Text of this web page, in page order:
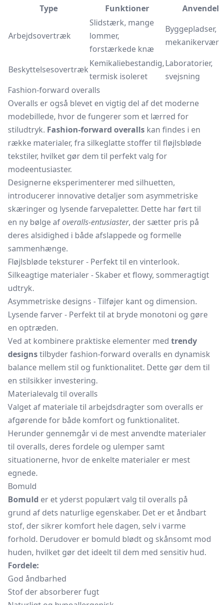
Type Funktioner
Arbejdsovertræk
Slidstærk, mange
lommer,
forstærkede knæ
Byggepladser,
Beskyttelsesovertræk
Kemikaliebestandig,
termisk isoleret
Laboratorier,
svejsning
Fashion-forward overalls
Overalls er også blevet en vigtig del af det moderne
modebillede, hvor de fungerer som et lærred for
stiludtryk. Fashion-forward overalls kan findes i en
række materialer, fra silkeglatte stoffer til fløjlsbløde
tekstiler, hvilket gør dem til perfekt valg for
modeentusiaster.
Designerne eksperimenterer med silhuetten,
introducerer innovative detaljer som asymmetriske
skæringer og lysende farvepaletter. Dette har ført til
en ny bølge afoveralls-entusiaster, der sætter pris på
deres alsidighed i både afslappede og formelle
sammenhænge.
Fløjlsbløde teksturer - Perfekt til en vinterlook.
Silkeagtige materialer - Skaber et flowy, sommeragtigt
udtryk.
Asymmetriske designs - Tilføjer kant og dimension.
Lysende farver - Perfekt til at bryde monotoni og gøre
en optræden.
Ved at kombinere praktiske elementer med trendy
designstilbyder fashion-forward overalls en dynamisk
balance mellem stil og funktionalitet. Dette gør dem til
en stilsikker investering.
Materialevalg til overalls
Valget af materiale til arbejdsdragter som overalls er
afgørende for både komfort og funktionalitet.
Herunder gennemgår vi de mest anvendte materialer
til overalls, deres fordele og ulemper samt
situationerne, hvor de enkelte materialer er mest
egnede.
Bomuld
Bomuld er et yderst populært valg til overalls på
grund af dets naturlige egenskaber. Det er et åndbart
stof, der sikrer komfort hele dagen, selv i varme
forhold. Derudover er bomuld blødt og skånsomt mod
huden, hvilket gør det ideelt til dem med sensitiv hud.
Fordele:
God åndbarhed
Stof der absorberer fugt